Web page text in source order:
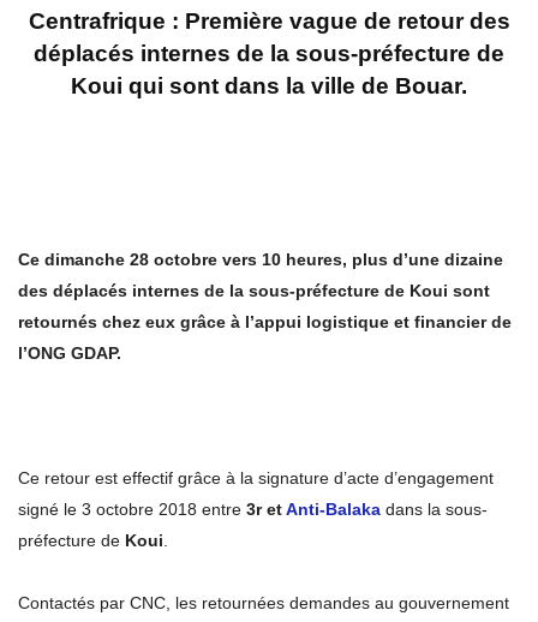
Centrafrique : Première vague de retour des
déplacés internes de la sous-préfecture de
Koui qui sont dans la ville de Bouar.
Ce dimanche 28 octobre vers 10 heures, plus d’une dizaine
des déplacés internes de la sous-préfecture de Koui sont
retournés chez eux grâce à l’appui logistique et financier de
l’ONG GDAP.
Ce retour est effectif grâce à la signature d’acte d’engagement
signé le 3 octobre 2018 entre 3r etAnti-Balaka dans la sous-
préfecture de Koui.
Contactés par CNC, les retournées demandes au gouvernement